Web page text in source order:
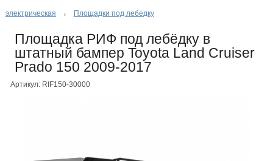
электрическая Площадки под лебедку
Площадка РИФ под лебёдку в
штатный бампер Toyota Land Cruiser
Prado 150 2009-2017
Артикул: RIF150-30000